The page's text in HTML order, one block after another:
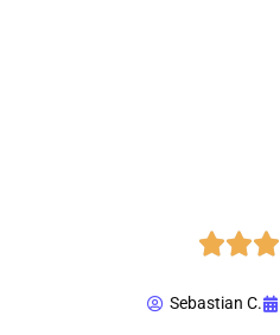

Sebastian C.